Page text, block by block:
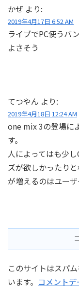
かぜ より:
2019年4月17日 6:52 AM
ライブでPC使うバ
よさそう
てつやん より:
2019年4月18日 12:24 AM
one mix 3の登場に
す。
人によってはも少
ズが欲しかったり
が増えるのはユーザ
このサイトはスパ
います。 コメント